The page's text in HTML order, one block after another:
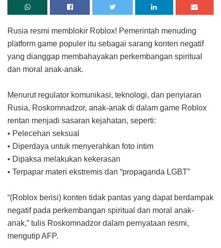
Rusia resmi memblokir Roblox! Pemerintah menuding
platform game populer itu sebagai sarang konten negatif
yang dianggap membahayakan perkembangan spiritual
dan moral anak-anak.⁠
Menurut regulator komunikasi, teknologi, dan penyiaran
Rusia, Roskomnadzor, anak-anak di dalam game Roblox
rentan menjadi sasaran kejahatan, seperti:⁠
• Pelecehan seksual⁠
• Diperdaya untuk menyerahkan foto intim⁠
• Dipaksa melakukan kekerasan⁠
• Terpapar materi ekstremis dan “propaganda LGBT”⁠
“(Roblox berisi) konten tidak pantas yang dapat berdampak
negatif pada perkembangan spiritual dan moral anak-
anak,” tulis Roskomnadzor dalam pernyataan resmi,
mengutip AFP.⁠